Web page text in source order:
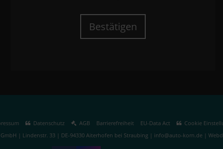
Bestätigen
Datenschutz AGB Barrierefreiheit EU-Data Act
Cookie
| Lindenstr. 33 | DE-94330 Aiterhofen bei Straubing | info@auto-korn.de |